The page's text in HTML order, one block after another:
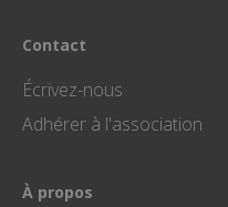
Contact
Écrivez-nous
Adhérer à l'association
À propos